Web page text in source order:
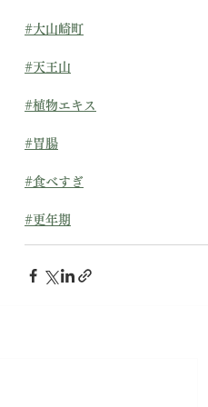
#大山崎町
#天王山
#植物エキス
#胃腸
#食べすぎ
#更年期